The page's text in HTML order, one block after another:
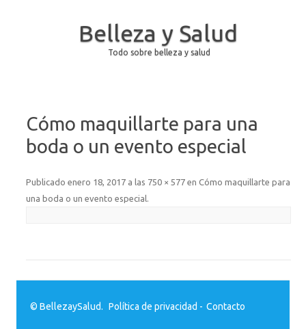
Belleza y Salud
Todo sobre belleza y salud
Cómo maquillarte para una
boda o un evento especial
Publicado enero 18, 2017 a las 750 × 577 en Cómo maquillarte para
una boda o un evento especial.
© BellezaySalud. Política de privacidad - Contacto